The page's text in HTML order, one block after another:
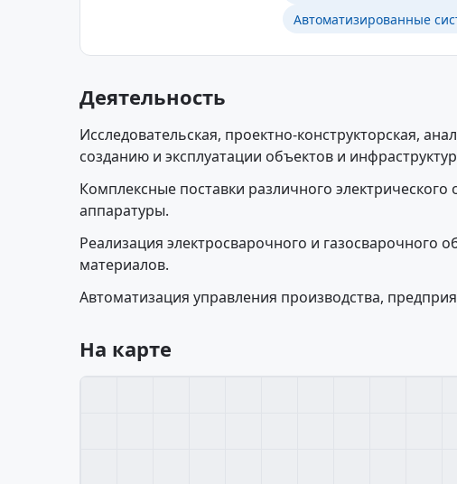
Автоматизированные
Деятельность
Исследовательская, проектно-конструкторская,
созданию и эксплуатации объектов и
Комплексные поставки различного электрического
аппаратуры.
Реализация электросварочного и газосварочного
материалов.
Автоматизация управления производства,
На карте